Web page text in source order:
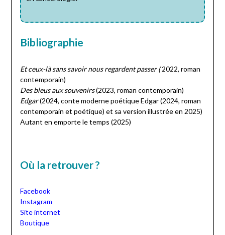
Bibliographie
Et ceux-là sans savoir nous regardent passer (2022, roman
contemporain)
Des bleus aux souvenirs(2023, roman contemporain)
Edgar(2024, conte moderne poétique Edgar (2024, roman
contemporain et poétique) et sa version illustrée en 2025)
Autant en emporte le temps (2025)
Où la retrouver ?
Facebook
Instagram
Site internet
Boutique